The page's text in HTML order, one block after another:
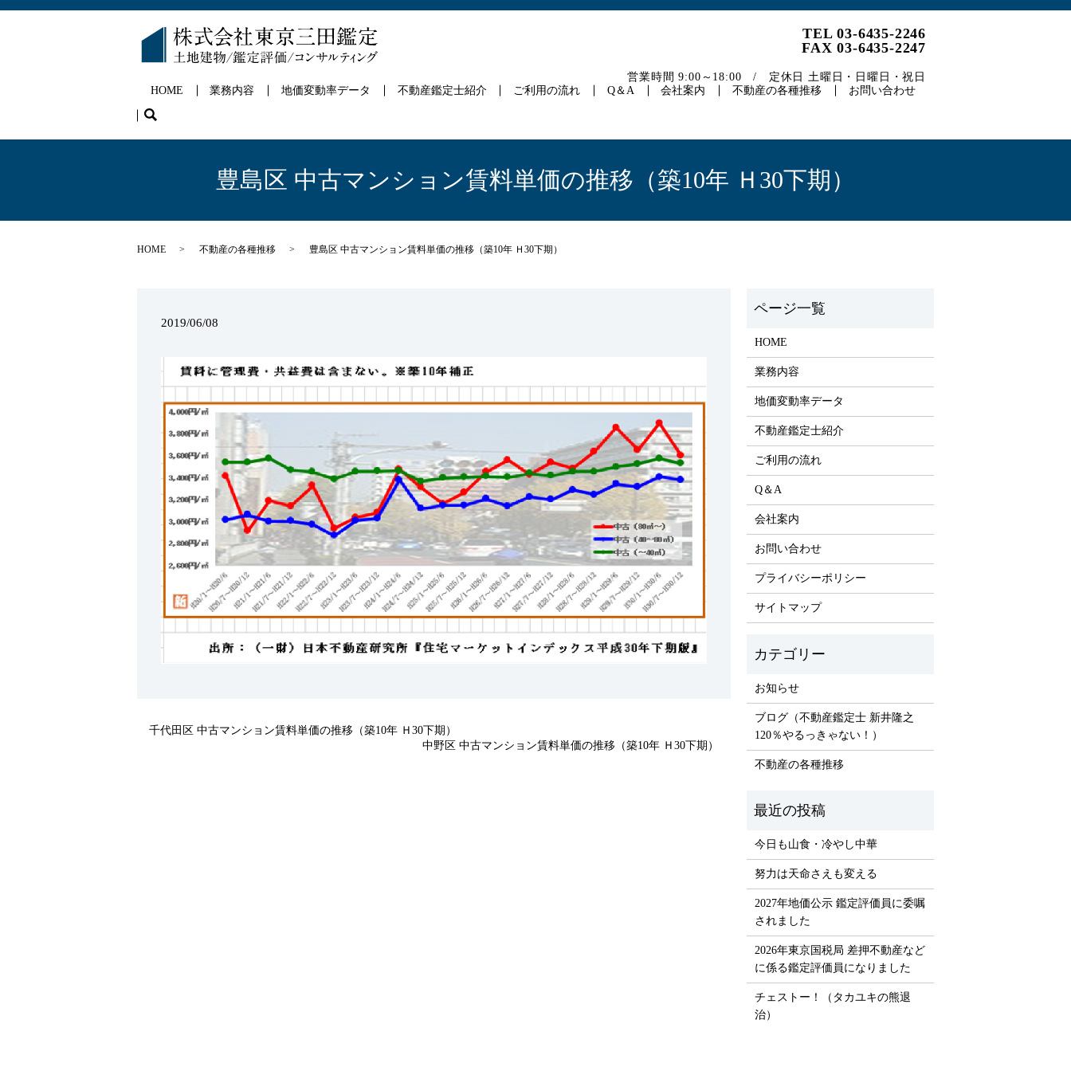
HOME 業務内容 地価変動率データ 不動産鑑定士紹介 ご利用の流れ Q＆A 会社案内 不動産の各種推移 お問い合わせ
search
TEL 03-6435-2246
FAX 03-6435-2247
営業時間 9:00～18:00 / 定休日 土曜日・日曜日・祝日
豊島区 中古マンション賃料単価の推移（築10年 Ｈ30下期）
HOME 不動産の各種推移 豊島区 中古マンション賃料単価の推移（築10年 Ｈ30下期）
2019/06/08
千代田区 中古マンション賃料単価の推移（築10年 Ｈ30下期）
中野区 中古マンション賃料単価の推移（築10年 Ｈ30下期）
HOME
業務内容
地価変動率データ
不動産鑑定士紹介
ご利用の流れ
Q＆A
会社案内
お問い合わせ
プライバシーポリシー
サイトマップ
お知らせ
ブログ（不動産鑑定士 新井隆之
120％やるっきゃない！）
不動産の各種推移
今日も山食・冷やし中華
努力は天命さえも変える
2027年地価公示 鑑定評価員に委嘱
されました
2026年東京国税局 差押不動産など
に係る鑑定評価員になりました
チェストー！（タカユキの熊退
治）